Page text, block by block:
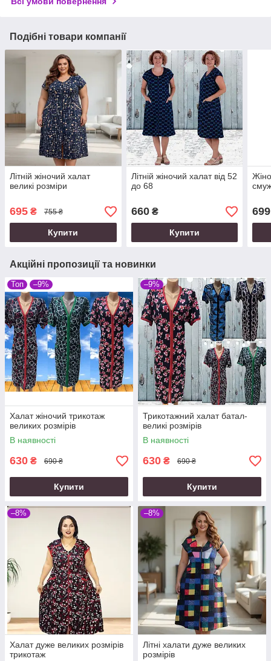
Подібні товари компанії
Літній жіночий халат
великі розміри
695 ₴ 755 ₴
Купити
Літній жіночий халат від 52
до 68
660₴
Купити
699
Акційні пропозиції та новинки
Топ –9%
Халат жіночий трикотаж
великих розмірів
В наявності
630 ₴ 690 ₴
Купити
–9%
Трикотажний халат батал-
великі розмірів
В наявності
630 ₴ 690 ₴
Купити
–8%
Халат дуже великих розмірів
трикотаж
–8%
Літні халати дуже великих
розмірів